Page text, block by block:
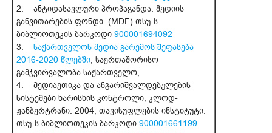
2. ანტიდასავლური პროპაგანდა. მედიის
განვითარების ფონდი (MDF) თსუ-ს
ბიბლიოთეკის ბარკოდი 900001694092
3. საქართველოს მედია გარემოს შეფასება
2016-2020 წლებში, საერთაშორისო
გამჭვირვალობა საქართველო,
4. მედიაეთიკა და ანგარიშვალდებულების
სისტემები ხარისხის კონტროლი, კლოდ-
ჟანბერტრანი. 2004, თავისუფლების ინსტიტუტი.
თსუ-ს ბიბლიოთეკის ბარკოდი 900001661199